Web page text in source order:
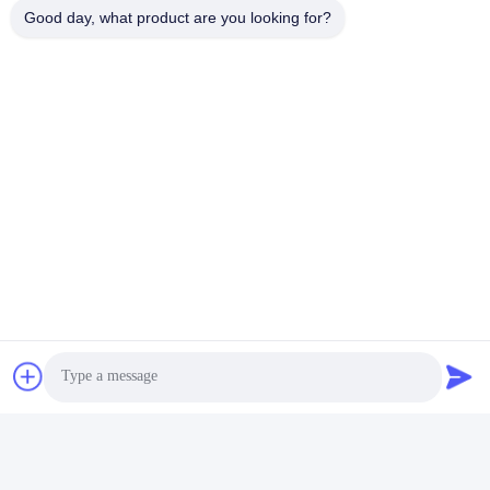
Πολιτική απορρήτου
Good day, what product are you looking for?